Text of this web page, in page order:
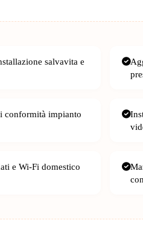
salvavita e
conformità impianto
e Wi-Fi domestico